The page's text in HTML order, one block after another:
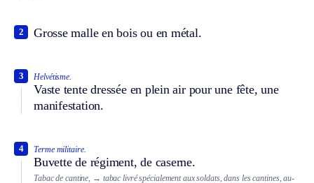
Grosse malle en bois ou en métal.
2
Helvétisme.
Vaste tente dressée en plein air pour une fête, une
manifestation.
3
Terme militaire.
Buvette de régiment, de caserne.
4
Tabac de cantine, → tabac livré spécialement aux soldats, dans les cantines, au-